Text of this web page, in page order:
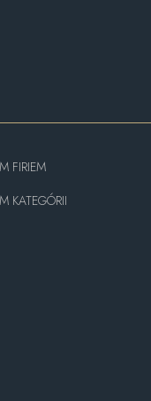
FIRIEM
KATEGÓRII